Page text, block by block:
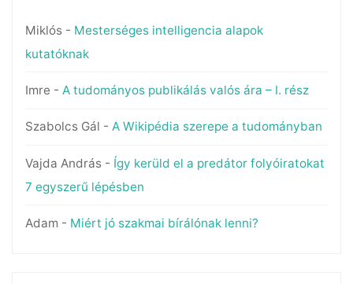
Miklós- Mesterséges intelligencia alapok
kutatóknak
Imre - A tudományos publikálás valós ára – I. rész
Szabolcs Gál - A Wikipédia szerepe a tudományban
Vajda András- Így kerüld el a predátor folyóiratokat
7 egyszerű lépésben
Adam - Miért jó szakmai bírálónak lenni?